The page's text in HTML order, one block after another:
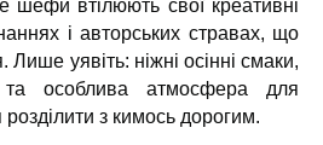
шефи втілюють свої креативні
і авторських стравах, що
Лише уявіть: ніжні осінні смаки,
та особлива атмосфера для
з кимось дорогим.